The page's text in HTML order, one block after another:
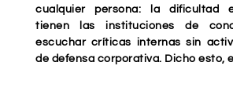
cualquier persona: la dificultad
tienen las instituciones de
escuchar críticas internas sin
de defensa corporativa. Dicho esto,